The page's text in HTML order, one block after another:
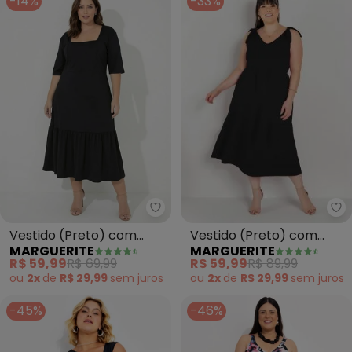
Marguerite - Vestido (Preto)
Vestido (Preto) com
Franzido Plus Size
MARGUERITE
R$ 59,99R$ 69,99
ou 2x de R$ 29,99 sem juros
Vestido (Preto) com
Amarração Plus Size
MARGUERITE
R$ 59,99R$ 89,99
ou 2x de R$ 29,99 sem juros
-45% -46%